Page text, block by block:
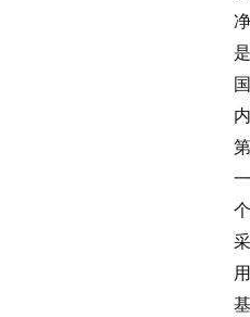
净
是
国
内
第
一
个
采
用
基